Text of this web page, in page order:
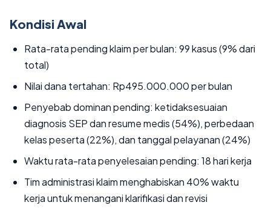
Kondisi Awal
Rata-rata pending klaim per bulan: 99 kasus (9% dari
total)
Nilai dana tertahan: Rp495.000.000 per bulan
Penyebab dominan pending: ketidaksesuaian
diagnosis SEP dan resume medis (54%), perbedaan
kelas peserta (22%), dan tanggal pelayanan (24%)
Waktu rata-rata penyelesaian pending: 18 hari kerja
Tim administrasi klaim menghabiskan 40% waktu
kerja untuk menangani klarifikasi dan revisi